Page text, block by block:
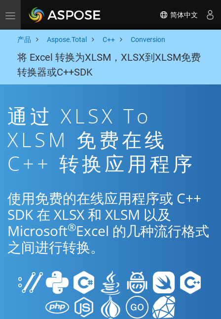
Toggle navigation 简体中文
产品 Aspose.Total C++ Conversion
将 Excel 转换为XLSM，XLSX到XLSM免费
转换器或C++SDK
通过 XLSX To
XLSM 免费在线
C++ 转换应用程序
使用免费的在线应用程序或 C++
SDK 在 XLSX 和 XLSM 以及
Microsoft®Excel 的几种流行格式
之间进行转换。